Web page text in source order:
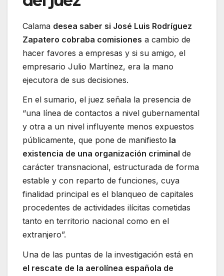
Calama desea saber si José Luis Rodríguez
Zapatero cobraba comisiones a cambio de
hacer favores a empresas y si su amigo, el
empresario Julio Martínez, era la mano
ejecutora de sus decisiones.
En el sumario, el juez señala la presencia de
“una línea de contactos a nivel gubernamental
y otra a un nivel influyente menos expuestos
públicamente, que pone de manifiesto la
existencia de una organización criminal de
carácter transnacional, estructurada de forma
estable y con reparto de funciones, cuya
finalidad principal es el blanqueo de capitales
procedentes de actividades ilícitas cometidas
tanto en territorio nacional como en el
extranjero”.
Una de las puntas de la investigación está en
el rescate de la aerolínea española de